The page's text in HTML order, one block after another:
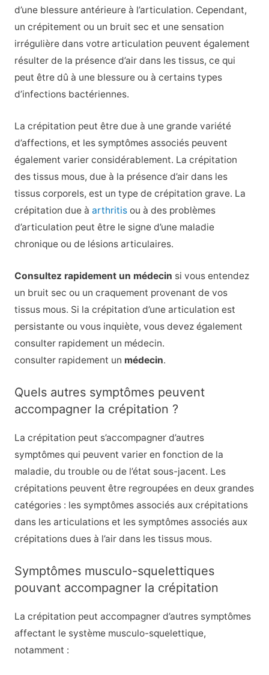
d’une blessure antérieure à l’articulation. Cependant,
un crépitement ou un bruit sec et une sensation
irrégulière dans votre articulation peuvent également
résulter de la présence d’air dans les tissus, ce qui
peut être dû à une blessure ou à certains types
d’infections bactériennes.
La crépitation peut être due à une grande variété
d’affections, et les symptômes associés peuvent
également varier considérablement. La crépitation
des tissus mous, due à la présence d’air dans les
tissus corporels, est un type de crépitation grave. La
crépitation due à arthritisou à des problèmes
d’articulation peut être le signe d’une maladie
chronique ou de lésions articulaires.
Consultez rapidement un médecin si vous entendez
un bruit sec ou un craquement provenant de vos
tissus mous. Si la crépitation d’une articulation est
persistante ou vous inquiète, vous devez également
consulter rapidement un médecin.
consulter rapidement un médecin.
Quels autres symptômes peuvent
accompagner la crépitation ?
La crépitation peut s’accompagner d’autres
symptômes qui peuvent varier en fonction de la
maladie, du trouble ou de l’état sous-jacent. Les
crépitations peuvent être regroupées en deux grandes
catégories : les symptômes associés aux crépitations
dans les articulations et les symptômes associés aux
crépitations dues à l’air dans les tissus mous.
Symptômes musculo-squelettiques
pouvant accompagner la crépitation
La crépitation peut accompagner d’autres symptômes
affectant le système musculo-squelettique,
notamment :